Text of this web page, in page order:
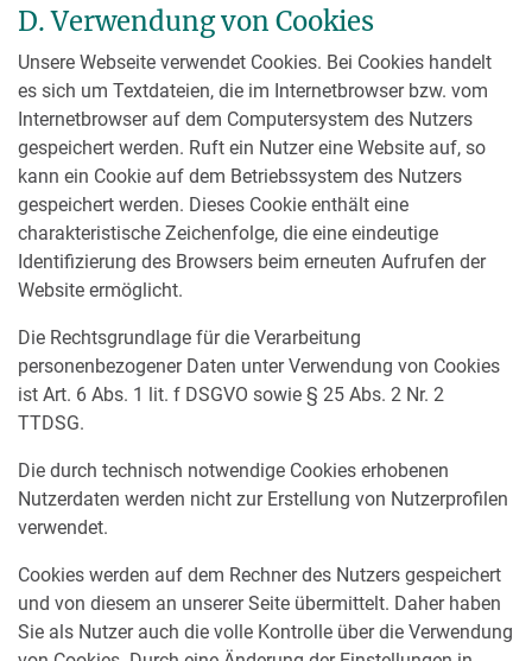
D. Verwendung von Cookies
Unsere Webseite verwendet Cookies. Bei Cookies handelt
es sich um Textdateien, die im Internetbrowser bzw. vom
Internetbrowser auf dem Computersystem des Nutzers
gespeichert werden. Ruft ein Nutzer eine Website auf, so
kann ein Cookie auf dem Betriebssystem des Nutzers
gespeichert werden. Dieses Cookie enthält eine
charakteristische Zeichenfolge, die eine eindeutige
Identifizierung des Browsers beim erneuten Aufrufen der
Website ermöglicht.
Die Rechtsgrundlage für die Verarbeitung
personenbezogener Daten unter Verwendung von Cookies
ist Art. 6 Abs. 1 lit. f DSGVO sowie § 25 Abs. 2 Nr. 2
TTDSG.
Die durch technisch notwendige Cookies erhobenen
Nutzerdaten werden nicht zur Erstellung von Nutzerprofilen
verwendet.
Cookies werden auf dem Rechner des Nutzers gespeichert
und von diesem an unserer Seite übermittelt. Daher haben
Sie als Nutzer auch die volle Kontrolle über die Verwendung